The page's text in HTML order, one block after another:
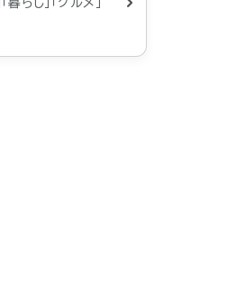
暮らし」「グルメ」